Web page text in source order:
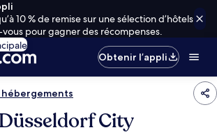
10 % de remise sur une sélection d’hôtels
pour gagner des récompenses.
Obtenir l’appli
City